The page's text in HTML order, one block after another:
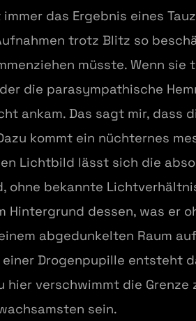
das Ergebnis eines
trotz Blitz so
müsste. Wenn
die parasympathische
ankam. Das sagt mir, dass
kommt ein nüchternes
Lichtbild lässt sich die
ohne bekannte
dessen, was er
abgedunkelten Raum
Drogenpupille entsteht
verschwimmt die
sein.